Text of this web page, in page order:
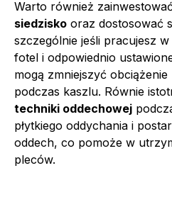
Warto również
siedzisko oraz dostosować
szczególnie jeśli pracujesz
fotel i odpowiednio
mogą zmniejszyć obciążenie
podczas kaszlu. Równie
techniki oddechowej
płytkiego oddychania i
oddech, co pomoże w
pleców.